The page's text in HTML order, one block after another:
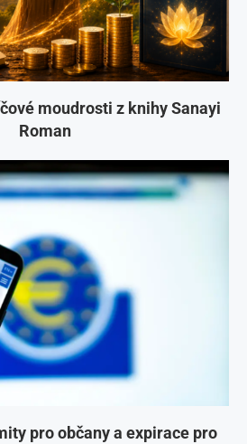
moudrosti z knihy Sanayi
Roman
pro občany a expirace pro